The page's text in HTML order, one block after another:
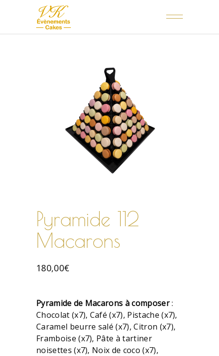
Pyramide 112
Macarons
180,00€
Pyramide de Macarons à composer:
Chocolat (x7), Café (x7), Pistache (x7),
Caramel beurre salé (x7), Citron (x7),
Framboise (x7), Pâte à tartiner
noisettes (x7), Noix de coco (x7),